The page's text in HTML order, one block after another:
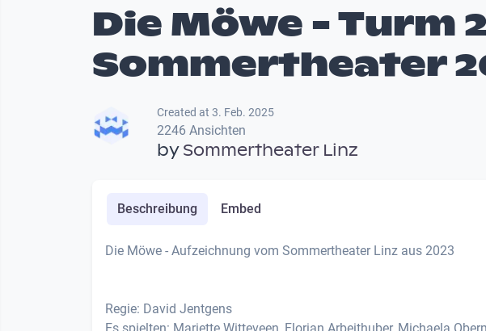
Die Möwe - Turm
Sommertheater
Created at 3. Feb. 2025
2246 Ansichten
bySommertheater Linz
Beschreibung Embed
Die Möwe - Aufzeichnung vom Sommertheater Linz aus 2023
Regie: David Jentgens